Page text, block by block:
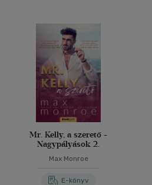
Mr. Kelly, a szerető -
Nagypályások 2.
Max Monroe
E-könyv